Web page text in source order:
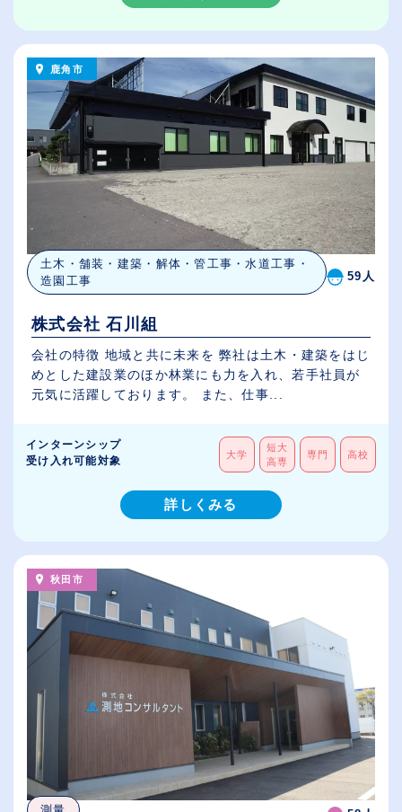
鹿角市
土木・舗装・建築・解体・管工事・水道工事・
造園工事
59人
株式会社 石川組
会社の特徴 地域と共に未来を 弊社は土木・建築をはじ
めとした建設業のほか林業にも力を入れ、若手社員が
元気に活躍しております。 また、仕事...
インターンシップ
受け入れ可能対象
大学
短大
高専
専門 高校
詳しくみる
秋田市